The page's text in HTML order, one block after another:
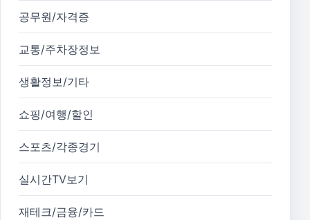
공무원/자격증
교통/주차장정보
생활정보/기타
쇼핑/여행/할인
스포츠/각종경기
실시간TV보기
재테크/금융/카드